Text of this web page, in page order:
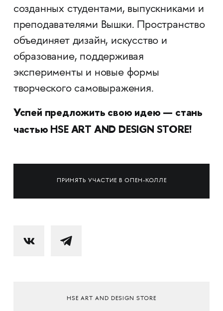
созданных студентами, выпускниками и
преподавателями Вышки. Пространство
объединяет дизайн, искусство и
образование, поддерживая
эксперименты и новые формы
творческого самовыражения.
Успей предложить свою идею — стань
частью HSE ART AND DESIGN STORE!
ПРИНЯТЬ УЧАСТИЕ В ОПЕН-КОЛЛЕ
HSE ART AND DESIGN STORE